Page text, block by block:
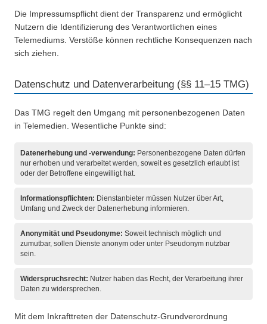
Die Impressumspflicht dient der Transparenz und ermöglicht
Nutzern die Identifizierung des Verantwortlichen eines
Telemediums. Verstöße können rechtliche Konsequenzen nach
sich ziehen.
Datenschutz und Datenverarbeitung (§§ 11–15 TMG)
Das TMG regelt den Umgang mit personenbezogenen Daten
in Telemedien. Wesentliche Punkte sind:
Datenerhebung und -verwendung: Personenbezogene Daten dürfen
nur erhoben und verarbeitet werden, soweit es gesetzlich erlaubt ist
oder der Betroffene eingewilligt hat.
Informationspflichten: Dienstanbieter müssen Nutzer über Art,
Umfang und Zweck der Datenerhebung informieren.
Anonymität und Pseudonyme: Soweit technisch möglich und
zumutbar, sollen Dienste anonym oder unter Pseudonym nutzbar
sein.
Widerspruchsrecht: Nutzer haben das Recht, der Verarbeitung ihrer
Daten zu widersprechen.
Mit dem Inkrafttreten der Datenschutz-Grundverordnung